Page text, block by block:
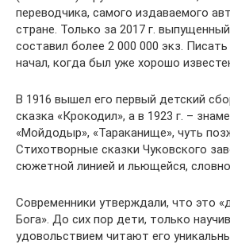
переводчика, самого издаваемого
стране. Только за 2017 г.
составил более 2 000 000 экз.
начал, когда был уже хорошо
В 1916 вышел его первый детский
сказка «Крокодил», а в 1923 г. –
«Мойдодыр», «Тараканище», чуть
Стихотворные сказки Чуковского
сюжетной линией и льющейся,
Современники утверждали, что это
Бога». До сих пор дети, только
удовольствием читают его